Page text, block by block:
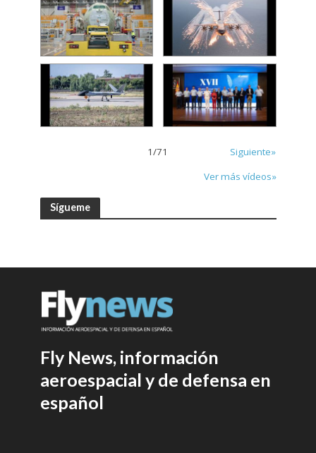
1/71
Siguiente»
Ver más vídeos»
Sígueme
Fly News, información
aeroespacial y de defensa en
español